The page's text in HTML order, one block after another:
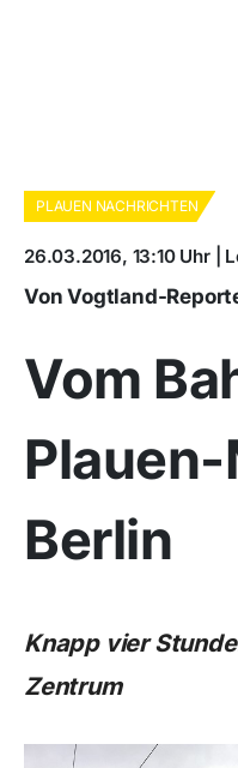
PLAUEN NACHRICHTEN
26.03.2016, 13:10 Uhr |
Von Vogtland-
Vom
Berlin
Knapp vier
Zentrum